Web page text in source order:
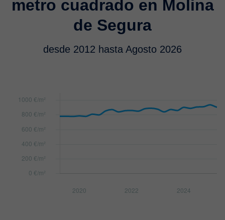
metro cuadrado en Molina
de Segura
desde 2012 hasta Agosto 2026